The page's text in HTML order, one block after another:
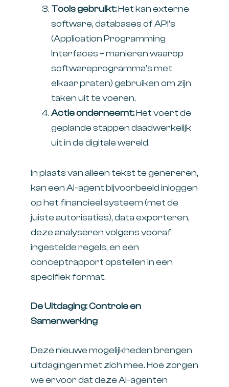
Tools gebruikt:Het kan externe
software, databases of API’s
(Application Programming
Interfaces – manieren waarop
softwareprogramma’s met
elkaar praten) gebruiken om zijn
taken uit te voeren.
Actie onderneemt:Het voert de
geplande stappen daadwerkelijk
uit in de digitale wereld.
In plaats van alleen tekst te genereren,
kan een AI-agent bijvoorbeeld inloggen
op het financieel systeem (met de
juiste autorisaties), data exporteren,
deze analyseren volgens vooraf
ingestelde regels, en een
conceptrapport opstellen in een
specifiek format.
De Uitdaging: Controle en
Samenwerking
Deze nieuwe mogelijkheden brengen
uitdagingen met zich mee. Hoe zorgen
we ervoor dat deze AI-agenten